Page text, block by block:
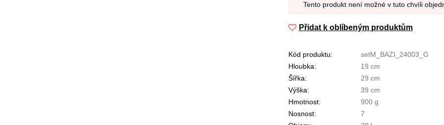
Tento produkt není možné v tuto chvíli
Přidat k oblíbeným produktům
Kód produktu:
setM_BAZI_24003_G
Hloubka:
19 cm
Šířka:
29 cm
Výška:
39 cm
Hmotnost:
900 g
Nosnost:
7